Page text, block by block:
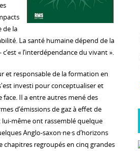
de la
La santé humaine dépend de la
« l’interdépendance du vivant ».
et responsable de la formation en
investi pour conceptualiser et
Il a entre autres mené des
d’émissions de gaz à effet de
lui-même ont rassemblé quelque
Anglo-saxon·ne·s d’horizons
regroupés en cinq grandes